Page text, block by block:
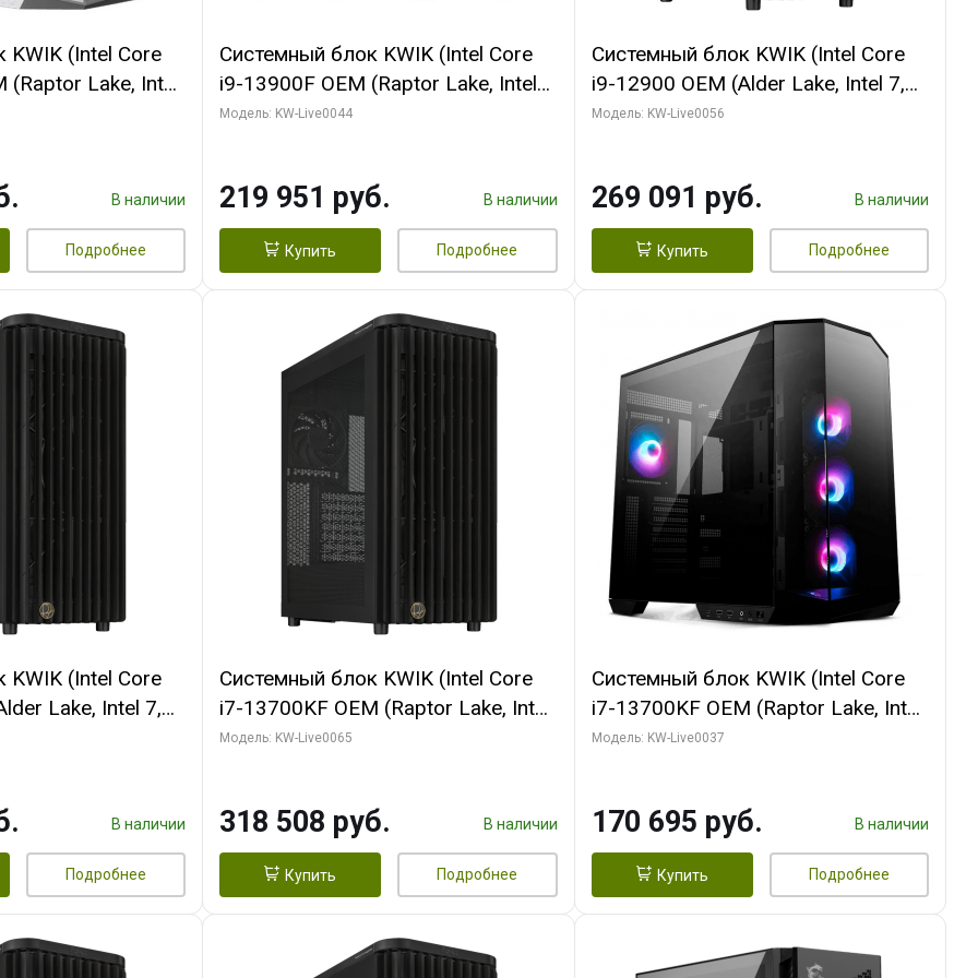
KWIK (Intel Core
(Raptor Lake, Intel
32 ГБ ОЗУ (2
В наличии
Подробнее
Системный блок KWIK (Intel Core
i9-13900F OEM (Raptor Lake, Intel
7, Efficient-co/ 32 ГБ ОЗУ (2
HD/ 512 ГБ SSD)
Модель: KW-Live0044
219 951 руб. В наличии
Купить Подробнее
Системный блок KWIK (Intel Core
i9-12900 OEM (Alder Lake, Intel 7,
C16 8EC/8PC/T2/ 64 ГБ ОЗУ (2
ТБ SSD)
Модель: KW-Live0056
269 091 руб. В наличии
Купить Подробнее
KWIK (Intel Core
Lake, Intel 7,
64 ГБ ОЗУ (2
В наличии
Подробнее
Системный блок KWIK (Intel Core
i7-13700KF OEM (Raptor Lake, Intel
7, C16 8EC/8PC/ 64 ГБ ОЗУ (2
2/ 1 ТБ SSD)
Модель: KW-Live0065
318 508 руб. В наличии
Купить Подробнее
Системный блок KWIK (Intel Core
i7-13700KF OEM (Raptor Lake, Intel
7, C16 8EC/8PC/ 32 ГБ ОЗУ (2
HDMI/ 1 ТБ SSD)
Модель: KW-Live0037
170 695 руб. В наличии
Купить Подробнее